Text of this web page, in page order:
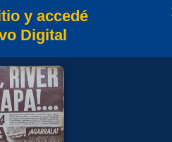
y accedé
Digital